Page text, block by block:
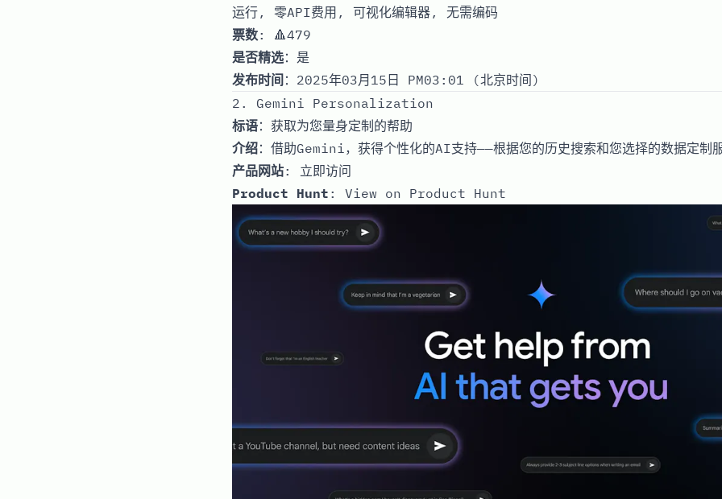
运行, 零API费用, 可视化编辑器, 无需编码
票数: 🔺479
是否精选：是
发布时间 ：2025年03月15日 PM03:01 (北京时间)
2. Gemini Personalization
标语：获取为您量身定制的帮助
介绍：借助Gemini，获得个性化的AI支持——根据您的历史搜索和您选择的数据定制
产品网站: 立即访问
Product Hunt : View on Product Hunt